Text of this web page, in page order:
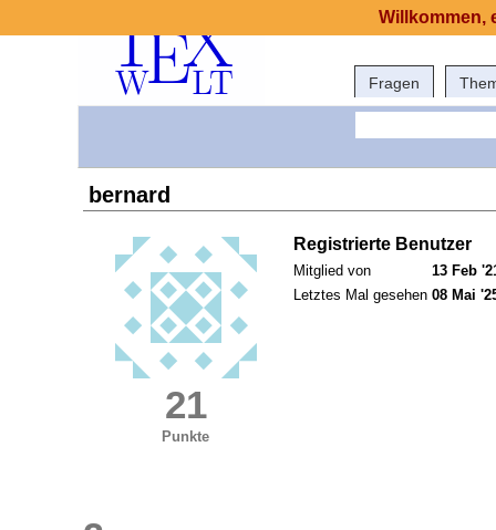
Fragen
bernard
21
Punkte
Registrierte Benutzer
Mitglied von
13 Feb
Letztes Mal gesehen 08 Mai
Willkommen,